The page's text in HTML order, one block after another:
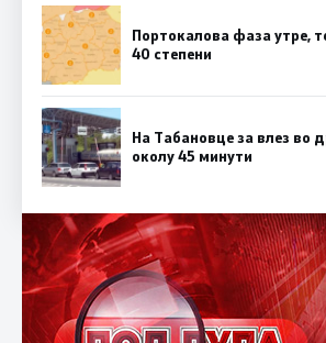
Портокалова фаза утре,
40 степени
На Табановце за влез во
околу 45 минути